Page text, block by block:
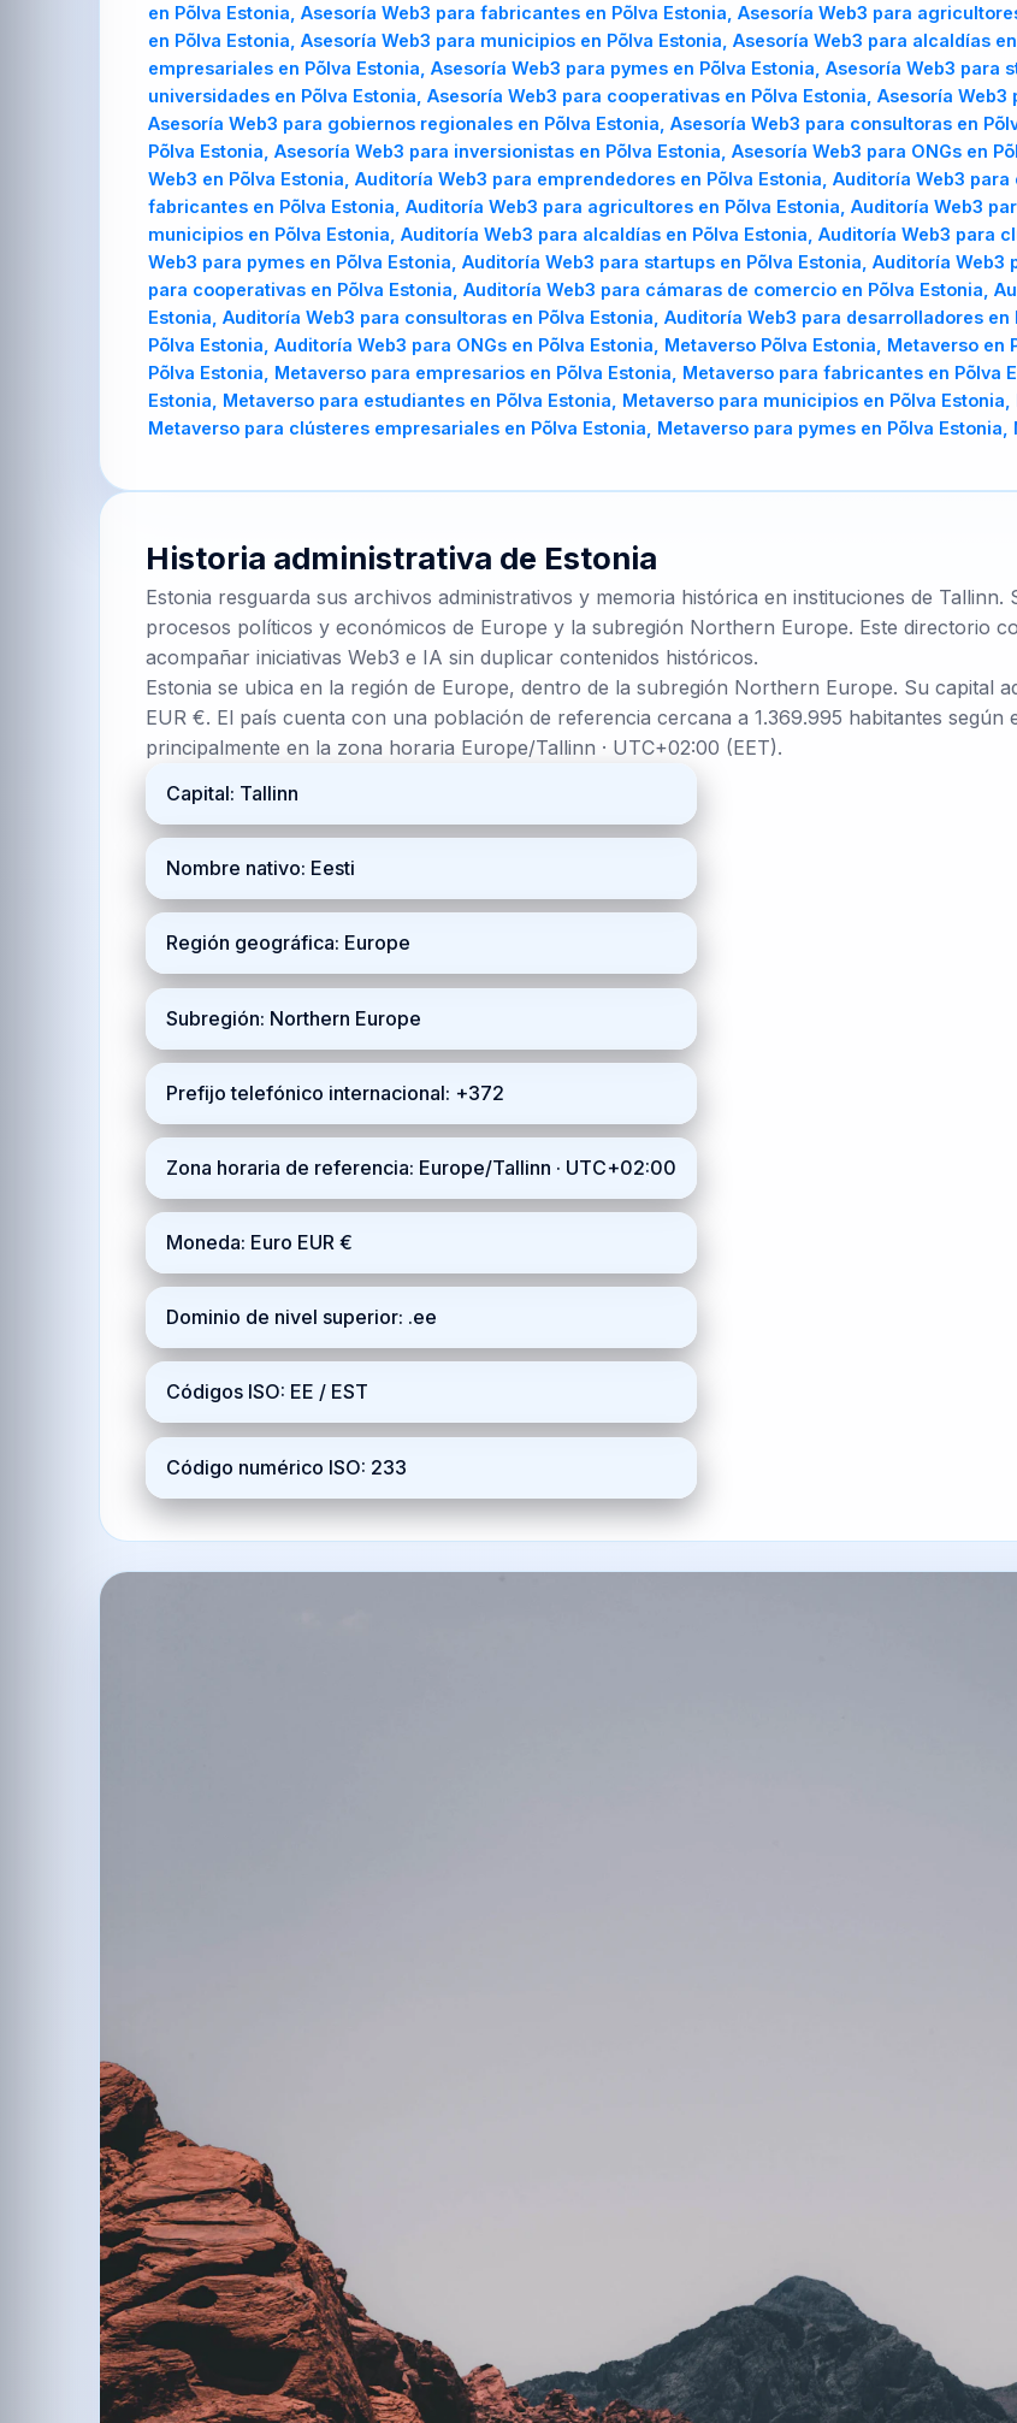
en Põlva Estonia, Asesoría Web3 para fabricantes en Põlva Estonia, Asesoría Web3 para
en Põlva Estonia, Asesoría Web3 para municipios en Põlva Estonia, Asesoría Web3 para alcaldías
empresariales en Põlva Estonia, Asesoría Web3 para pymes en Põlva Estonia, Asesoría Web3 para
universidades en Põlva Estonia, Asesoría Web3 para cooperativas en Põlva Estonia, Asesoría
Asesoría Web3 para gobiernos regionales en Põlva Estonia, Asesoría Web3 para consultoras en
Põlva Estonia, Asesoría Web3 para inversionistas en Põlva Estonia, Asesoría Web3 para ONGs en
Web3 en Põlva Estonia, Auditoría Web3 para emprendedores en Põlva Estonia, Auditoría Web3
fabricantes en Põlva Estonia, Auditoría Web3 para agricultores en Põlva Estonia, Auditoría Web3
municipios en Põlva Estonia, Auditoría Web3 para alcaldías en Põlva Estonia, Auditoría Web3 para
Web3 para pymes en Põlva Estonia, Auditoría Web3 para startups en Põlva Estonia, Auditoría
para cooperativas en Põlva Estonia, Auditoría Web3 para cámaras de comercio en Põlva Estonia,
Estonia, Auditoría Web3 para consultoras en Põlva Estonia, Auditoría Web3 para desarrolladores
Põlva Estonia, Auditoría Web3 para ONGs en Põlva Estonia, Metaverso Põlva Estonia, Metaverso
Põlva Estonia, Metaverso para empresarios en Põlva Estonia, Metaverso para fabricantes en Põlva
Estonia, Metaverso para estudiantes en Põlva Estonia, Metaverso para municipios en Põlva
Metaverso para clústeres empresariales en Põlva Estonia, Metaverso para pymes en Põlva
Historia administrativa de Estonia
Estonia resguarda sus archivos administrativos y memoria histórica en instituciones de
procesos políticos y económicos de Europe y la subregión Northern Europe. Este directorio
acompañar iniciativas Web3 e IA sin duplicar contenidos históricos.
Estonia se ubica en la región de Europe, dentro de la subregión Northern Europe. Su capital
EUR €. El país cuenta con una población de referencia cercana a 1.369.995 habitantes según
principalmente en la zona horaria Europe/Tallinn · UTC+02:00 (EET).
Capital: Tallinn
Nombre nativo: Eesti
Región geográfica: Europe
Subregión: Northern Europe
Prefijo telefónico internacional: +372
Zona horaria de referencia: Europe/Tallinn · UTC+02:00
Moneda: Euro EUR €
Dominio de nivel superior: .ee
Códigos ISO: EE / EST
Código numérico ISO: 233